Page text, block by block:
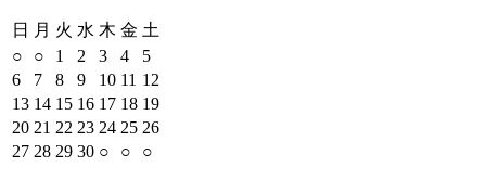
日 月 火 水 木 金 土
○
○ 1 2 3 4
5
6
7 8 9 10 11 12
13 14 15 16 17 18 19
20 21 22 23 24 25 26
27 28 29 30 ○ ○ ○